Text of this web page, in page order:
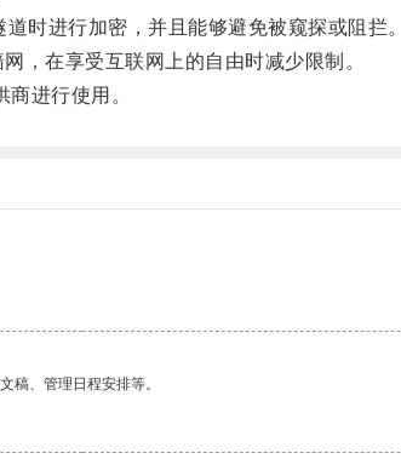
进行加密，并且能够避免被窥探或阻拦。
在享受互联网上的自由时减少限制。
进行使用。
稿、管理日程安排等。